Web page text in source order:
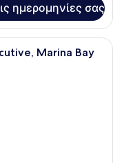
ημερομηνίες σας
μπάνιο με μια
Marina Bay